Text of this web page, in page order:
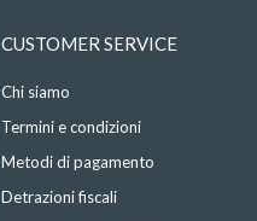
CUSTOMER SERVICE
Chi siamo
Termini e condizioni
Metodi di pagamento
Detrazioni fiscali